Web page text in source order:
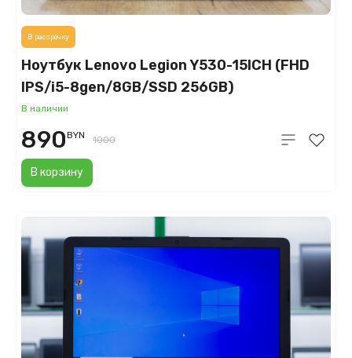
Ноутбук Lenovo Legion Y530-15ICH (FHD
IPS/i5-8gen/8GB/SSD 256GB)
В наличии
В корзину
В рассрочку
890BYN 1000